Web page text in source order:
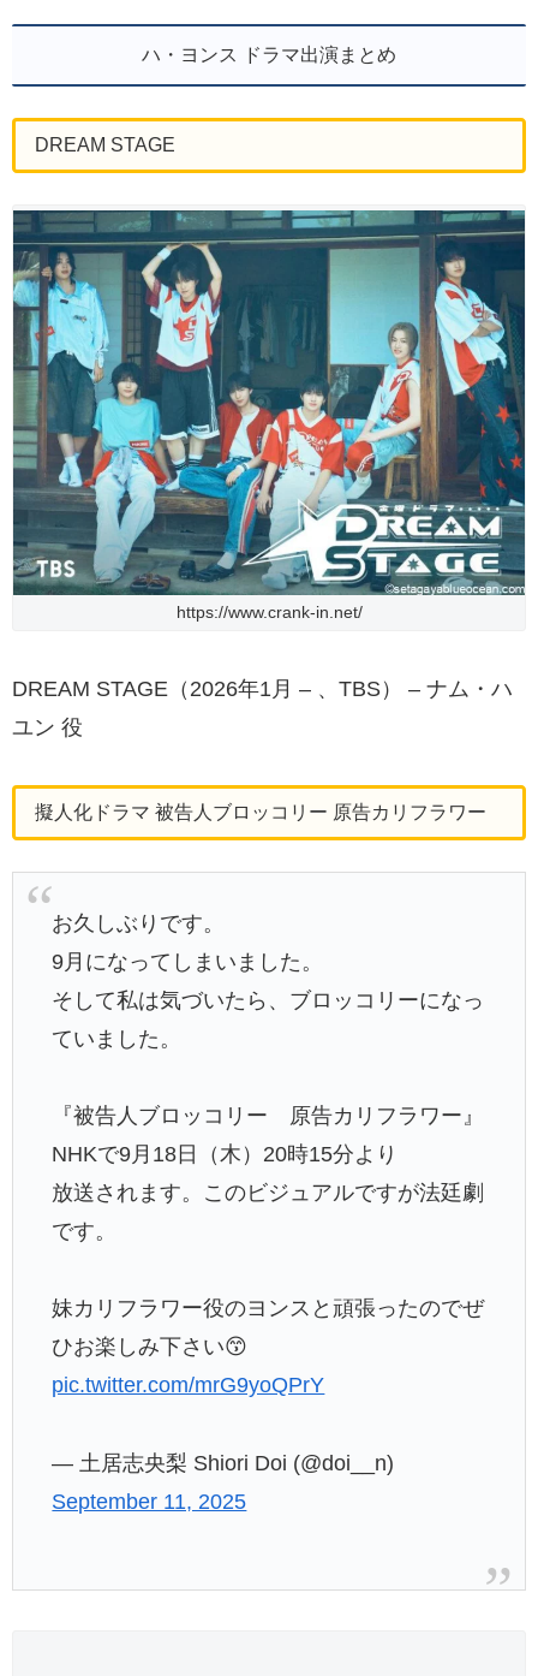
ハ・ヨンス ドラマ出演まとめ
DREAM STAGE
https://www.crank-in.net/
DREAM STAGE（2026年1月 – 、TBS） – ナム・ハ
ユン 役
擬人化ドラマ 被告人ブロッコリー 原告カリフラワー
お久しぶりです。
9月になってしまいました。
そして私は気づいたら、ブロッコリーになっ
ていました。
『被告人ブロッコリー 原告カリフラワー』
NHKで9月18日（木）20時15分より
放送されます。このビジュアルですが法廷劇
です。
妹カリフラワー役のヨンスと頑張ったのでぜ
ひお楽しみ下さい😙
pic.twitter.com/mrG9yoQPrY
— 土居志央梨 Shiori Doi (@doi__n)
September 11, 2025